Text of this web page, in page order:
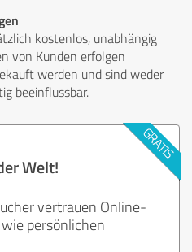
kostenlos, unabhängig
von Kunden erfolgen
werden und sind weder
beeinflussbar.
Welt!
vertrauen Online-
persönlichen